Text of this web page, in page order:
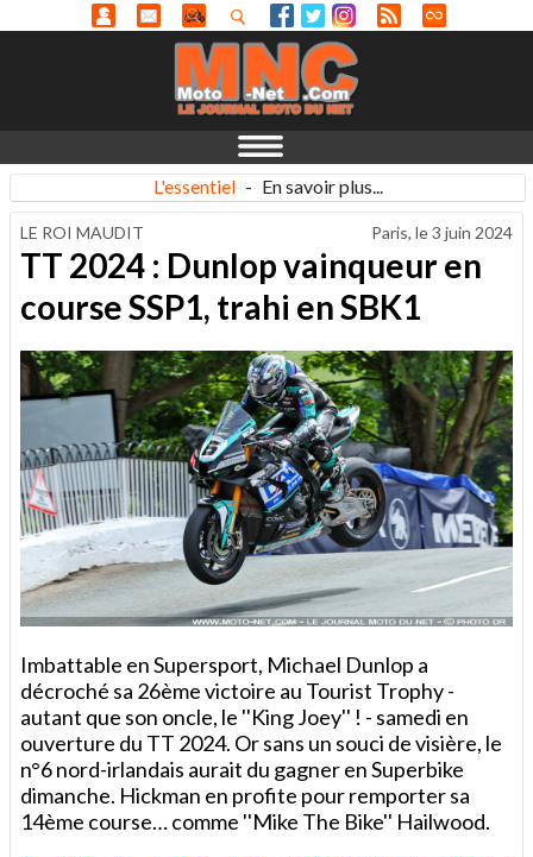
L'essentiel - En savoir plus...
LE ROI MAUDIT Paris, le3 juin 2024
TT 2024 : Dunlop vainqueur en
course SSP1, trahi en SBK1
Imbattable en Supersport, Michael Dunlop a
décroché sa 26ème victoire au Tourist Trophy -
autant que son oncle, le ''King Joey'' ! - samedi en
ouverture du TT 2024. Or sans un souci de visière, le
n°6 nord-irlandais aurait du gagner en Superbike
dimanche. Hickman en profite pour remporter sa
14ème course… comme ''Mike The Bike'' Hailwood.